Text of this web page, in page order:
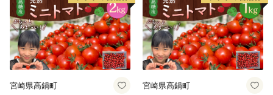
東京や成田空港からのアクセスも良好ですので，ぜひ一
度お越しください！
■□■………………………………………………………
■ お礼の品・証明書等に関するお問い合わせはこちらへ
宮崎県高鍋町 宮崎県高鍋町